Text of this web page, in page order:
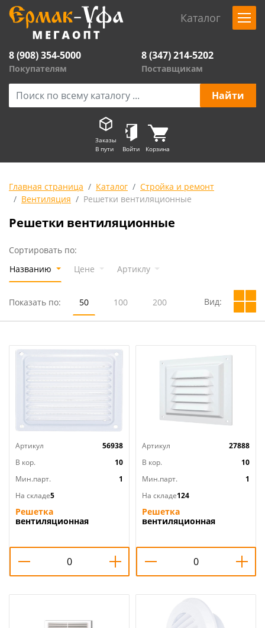
Каталог
8 (908) 354-5000
Покупателям
8 (347) 214-5202
Поставщикам
Заказы
В пути
Войти Корзина
Главная страница Каталог
Стройка и ремонт
Вентиляция
Решетки вентиляционные
Решетки вентиляционные
Сортировать по:
Названию
Цене Артиклу
Показать по: 50 100 200 Вид:
Артикул
56938
В кор.
10
Мин.парт.
1
На складе5
Решетка
вентиляционная
100x100ВРС, 0,7мм белая
Эвент, 1/13
Артикул
27888
В кор.
10
Мин.парт.
1
На складе124
Решетка
вентиляционная